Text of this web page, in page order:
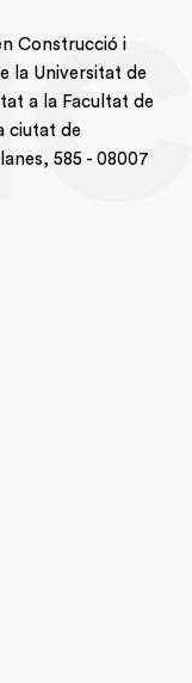
Construcció i
la Universitat de
a la Facultat de
ciutat de
585 - 08007